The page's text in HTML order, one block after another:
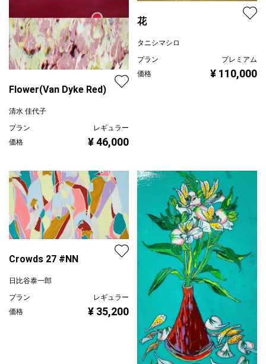
Flower(Van Dyke Red)
清水 佳代子
プラン
レギュラー
価格
¥ 46,000
花
タニシマシロ
プラン
プレミアム
価格
¥ 110,000
Crowds 27 #NN
日比谷泰一郎
プラン
レギュラー
価格
¥ 35,200